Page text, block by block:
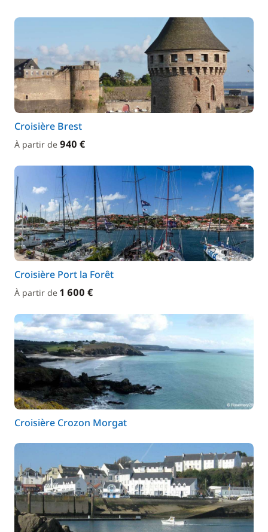
Croisière Brest
À partir de 940 €
Croisière Port la Forêt
À partir de 1 600 €
Croisière Crozon Morgat